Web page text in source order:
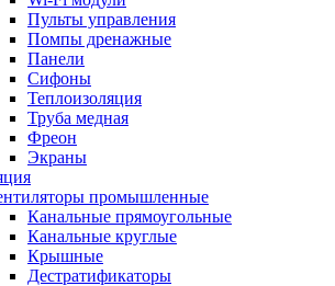
Пульты управления
Помпы дренажные
Панели
Сифоны
Теплоизоляция
Труба медная
Фреон
Экраны
промышленные
Канальные прямоугольные
Канальные круглые
Крышные
Дестратификаторы